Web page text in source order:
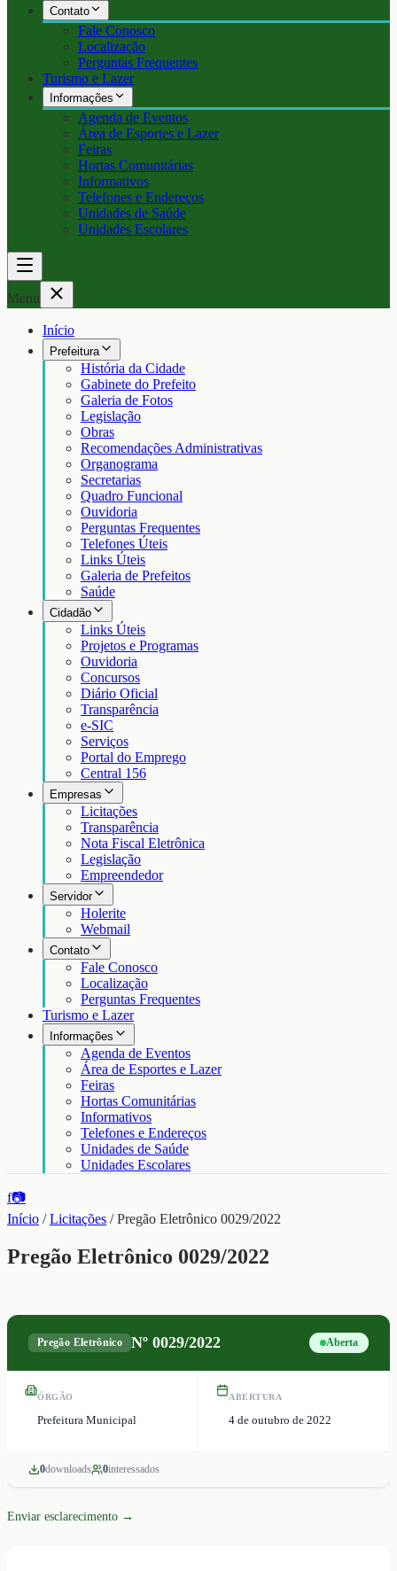
Contato
Fale Conosco
Localização
Perguntas Frequentes
Turismo e Lazer
Informações
Agenda de Eventos
Área de Esportes e Lazer
Feiras
Hortas Comunitárias
Informativos
Telefones e Endereços
Unidades de Saúde
Unidades Escolares
Menu
Início
Prefeitura
História da Cidade
Gabinete do Prefeito
Galeria de Fotos
Legislação
Obras
Recomendações Administrativas
Organograma
Secretarias
Quadro Funcional
Ouvidoria
Perguntas Frequentes
Telefones Úteis
Links Úteis
Galeria de Prefeitos
Saúde
Cidadão
Links Úteis
Projetos e Programas
Ouvidoria
Concursos
Diário Oficial
Transparência
e-SIC
Serviços
Portal do Emprego
Central 156
Empresas
Licitações
Transparência
Nota Fiscal Eletrônica
Legislação
Empreendedor
Servidor
Holerite
Webmail
Contato
Fale Conosco
Localização
Perguntas Frequentes
Turismo e Lazer
Informações
Agenda de Eventos
Área de Esportes e Lazer
Feiras
Hortas Comunitárias
Informativos
Telefones e Endereços
Unidades de Saúde
Unidades Escolares
f📷
Início /Licitações /Pregão Eletrônico 0029/2022
Pregão Eletrônico 0029/2022
Pregão Eletrônico Nº0029/2022 Aberta
ÓRGÃO
Prefeitura Municipal
ABERTURA
4 de outubro de 2022
0downloads 0interessados
Enviar esclarecimento →